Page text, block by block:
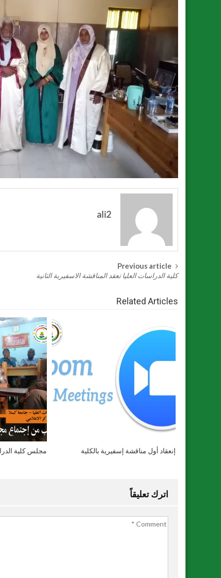
ali2
Post
Previous article
كلية الدراسات العليا تعقد المناقشة الاسفيرية الثانية
Related Articles
إنعقاد أول مناقشة إسفيرية بالكلية مجلس كلية
اترك تعليقاً